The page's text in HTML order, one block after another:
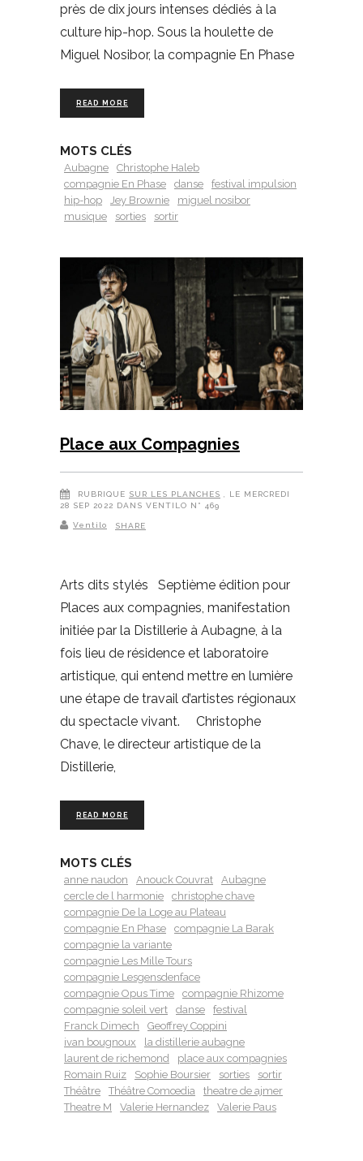
près de dix jours intenses dédiés à la
culture hip-hop. Sous la houlette de
Miguel Nosibor, la compagnie En Phase
READ MORE
MOTS CLÉS
Aubagne
Christophe Haleb
compagnie En Phase
danse
festival impulsion
hip-hop
Jey Brownie
miguel nosibor
musique
sorties sortir
Place aux Compagnies
RUBRIQUE SUR LES PLANCHES
, LE MERCREDI
28 SEP 2022 DANS VENTILO N° 469
Ventilo SHARE
Arts dits stylés Septième édition pour
Places aux compagnies, manifestation
initiée par la Distillerie à Aubagne, à la
fois lieu de résidence et laboratoire
artistique, qui entend mettre en lumière
une étape de travail d’artistes régionaux
du spectacle vivant. Christophe
Chave, le directeur artistique de la
Distillerie,
READ MORE
MOTS CLÉS
anne naudon Anouck Couvrat
Aubagne
cercle de l harmonie
christophe chave
compagnie De la Loge au Plateau
compagnie En Phase
compagnie La Barak
compagnie la variante
compagnie Les Mille Tours
compagnie Lesgensdenface
compagnie Opus Time
compagnie Rhizome
compagnie soleil vert
danse
festival
Franck Dimech
Geoffrey Coppini
ivan bougnoux
la distillerie aubagne
laurent de richemond
place aux compagnies
Romain Ruiz
Sophie Boursier sorties
sortir
Théâtre
Théâtre Comœdia
theatre de ajmer
Theatre M
Valerie Hernandez Valerie Paus